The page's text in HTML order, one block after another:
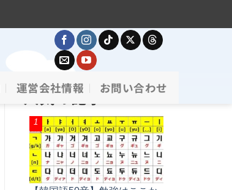
運営会社情報 お問い合わせ
人気の記事